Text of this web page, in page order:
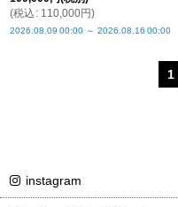
(税込 : 110,000円)
2026.08.09 00:00 ～ 2026.08.16 00:00
1
instagram